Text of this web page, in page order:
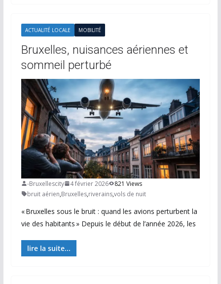
ACTUALITÉ LOCALE MOBILITÉ
Bruxelles, nuisances aériennes et
sommeil perturbé
-Bruxellescity 4 février 2026
821 Views
bruit aérien,Bruxelles,riverains,vols de nuit
« Bruxelles sous le bruit : quand les avions perturbent la
vie des habitants » Depuis le début de l’année 2026, les
lire la suite...